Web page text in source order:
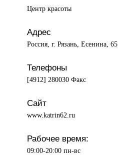
Центр красоты
Адрес
Россия, г. Рязань, Есенина, 65
Телефоны
[4912] 280030 Факс
Сайт
www.katrin62.ru
Рабочее время:
09:00-20:00 пн-вс